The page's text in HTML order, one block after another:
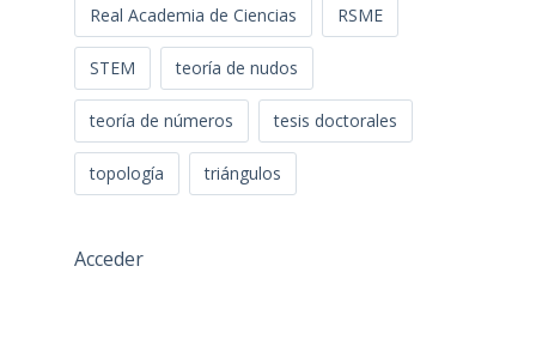
Real Academia de Ciencias RSME
STEM teoría de nudos
teoría de números tesis doctorales
topología triángulos
Acceder